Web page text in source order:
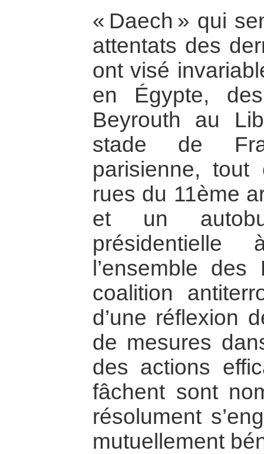
« Daech » qui
attentats des
ont visé
en Égypte,
Beyrouth au
stade de
parisienne, tout
rues du 11ème
et un
l’ensemble
coalition
d’une réflexion
de mesures
des actions
fâchent sont
résolument
mutuellement